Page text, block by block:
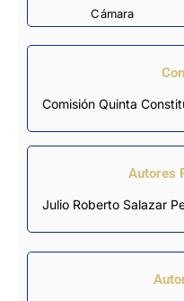
Cámara
Comisión Quinta
Autores
Julio Roberto Salazar